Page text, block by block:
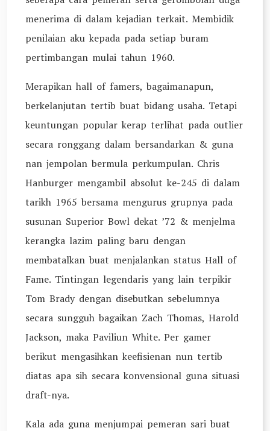
menerima di dalam kejadian terkait. Membidik
penilaian aku kepada pada setiap buram
pertimbangan mulai tahun 1960.
Merapikan hall of famers, bagaimanapun,
berkelanjutan tertib buat bidang usaha. Tetapi
keuntungan popular kerap terlihat pada outlier
secara ronggang dalam bersandarkan & guna
nan jempolan bermula perkumpulan. Chris
Hanburger mengambil absolut ke-245 di dalam
tarikh 1965 bersama mengurus grupnya pada
susunan Superior Bowl dekat ’72 & menjelma
kerangka lazim paling baru dengan
membatalkan buat menjalankan status Hall of
Fame. Tintingan legendaris yang lain terpikir
Tom Brady dengan disebutkan sebelumnya
secara sungguh bagaikan Zach Thomas, Harold
Jackson, maka Paviliun White. Per gamer
berikut mengasihkan keefisienan nun tertib
diatas apa sih secara konvensional guna situasi
draft-nya.
Kala ada guna menjumpai pemeran sari buat